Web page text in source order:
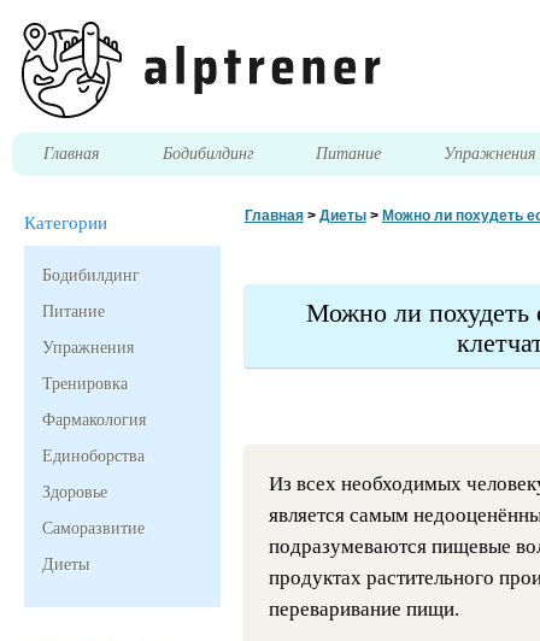
Главная Бодибилдинг Питание Упражнения
Категории
Бодибилдинг
Питание
Упражнения
Тренировка
Фармакология
Единоборства
Здоровье
Саморазвитие
Диеты
Главная> Диеты> Можно ли похудеть
Можно ли похудеть
Из всех необходимых
является самым
подразумеваются пищевые
продуктах растительного
переваривание пищи.